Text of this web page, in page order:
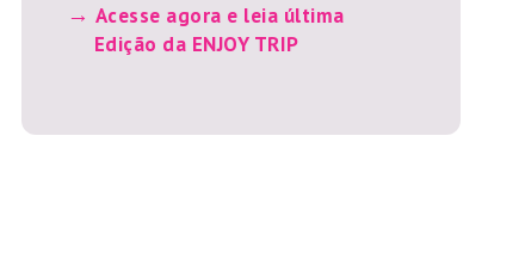
Acesse agora e leia última
Edição da ENJOY TRIP